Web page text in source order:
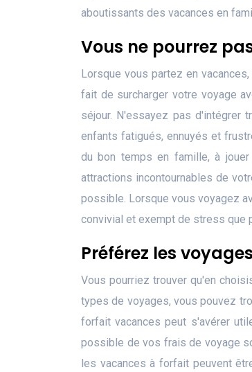
aboutissants des vacances en
Vous ne pourrez
Lorsque vous partez en
fait de surcharger votre voyage
séjour. N'essayez pas d'intégrer
enfants fatigués, ennuyés et
du bon temps en famille, à
attractions incontournables de
possible. Lorsque vous voyagez
convivial et exempt de stress que
Préférez les
Vous pourriez trouver qu'en
types de voyages, vous pouvez
forfait vacances peut s'avérer
possible de vos frais de voyage
les vacances à forfait peuvent